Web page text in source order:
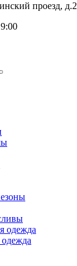
проезд, д.2
одежда